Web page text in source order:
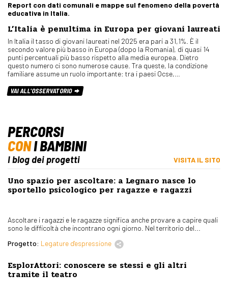
Report con dati comunali e mappe sul fenomeno della povertà
educativa in Italia.
L’Italia è penultima in Europa per giovani laureati
In Italia il tasso di giovani laureati nel 2025 era pari a 31,1%. È il
secondo valore più basso in Europa (dopo la Romania), di quasi 14
punti percentuali più basso rispetto alla media europea. Dietro
questo numero ci sono numerose cause. Tra queste, la condizione
familiare assume un ruolo importante: tra i paesi Ocse,…
VAI ALL'OSSERVATORIO
PERCORSI
CONI BAMBINI
I blog dei progetti VISITA IL SITO
Uno spazio per ascoltare: a Legnaro nasce lo
sportello psicologico per ragazze e ragazzi
Ascoltare i ragazzi e le ragazze significa anche provare a capire quali
sono le difficoltà che incontrano ogni giorno. Nel territorio del...
Progetto: Legature d'espressione
EsplorAttori: conoscere se stessi e gli altri
tramite il teatro